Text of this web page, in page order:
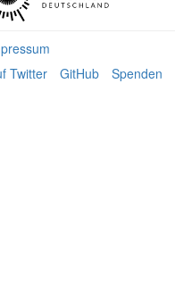
Twitter
GitHub Spenden